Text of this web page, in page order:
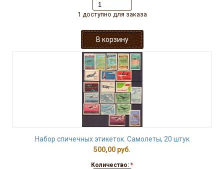
1 доступно для заказа
Набор спичечных этикеток. Самолеты, 20 штук
500,00 руб.
Количество: *